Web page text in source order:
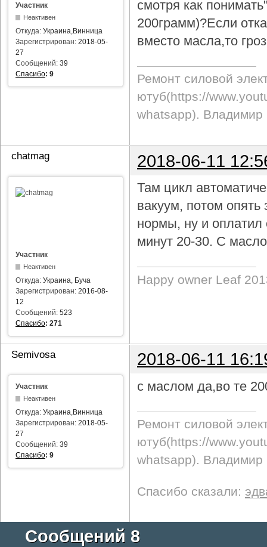
Участник
Неактивен
Откуда: Украина,Винница
Зарегистрирован: 2018-05-
27
Сообщений: 39
Спасибо: 9
смотря как
200грамм)?Если
вместо масла,то
Ремонт силовой
ютуб(https://
whatsapp). Владимир
chatmag 2018-06-11
Участник
Неактивен
Откуда: Украина, Буча
Зарегистрирован: 2016-08-
12
Сообщений: 523
Спасибо: 271
Там цикл
вакуум, потом опять
нормы, ну и оплатил
минут 20-30. С
Happy owner Leaf
Semivosa 2018-06-11
Участник
Неактивен
Откуда: Украина,Винница
Зарегистрирован: 2018-05-
27
Сообщений: 39
Спасибо: 9
с маслом да,во те
Ремонт силовой
ютуб(https://
whatsapp). Владимир
Спасибо сказали:
Сообщений 8